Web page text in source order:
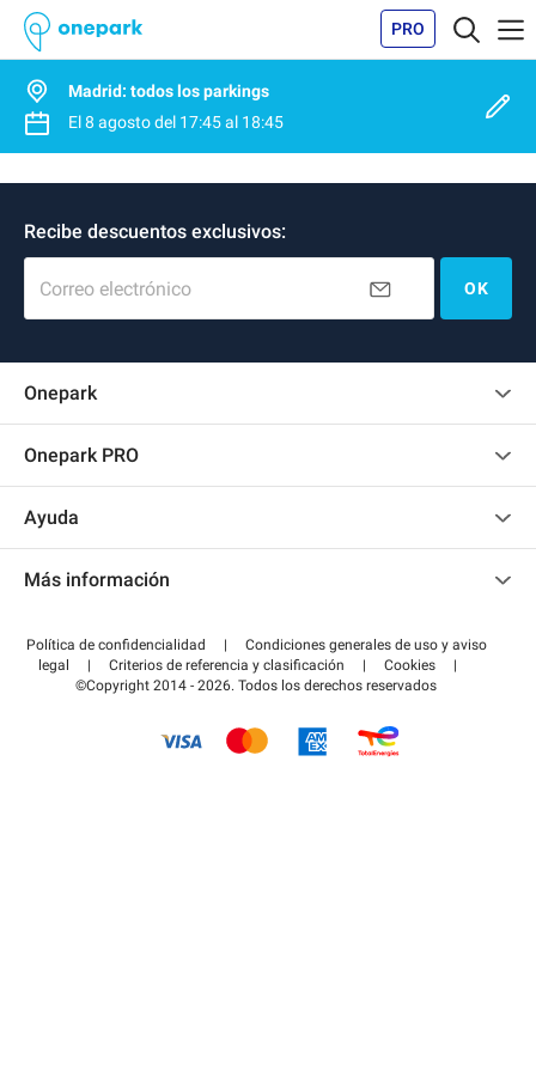
PRO
Madrid: todos los parkings
El8 agostodel 17:45al 18:45
Recibe descuentos exclusivos:
Correo electrónico OK
Onepark
Onepark PRO
Convertirse en colaborador
Acceder a mi área de colaborador
Ayuda
Pagar el aparcamiento FLOW
Más información
Guía de estacionamiento
Política de confidencialidad |
Condiciones generales de uso y aviso
legal
| Criterios de referencia y clasificación | Cookies
|
©Copyright 2014 - 2026. Todos los derechos reservados